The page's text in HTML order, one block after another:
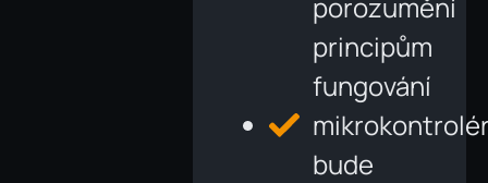
principům
fungování
bude